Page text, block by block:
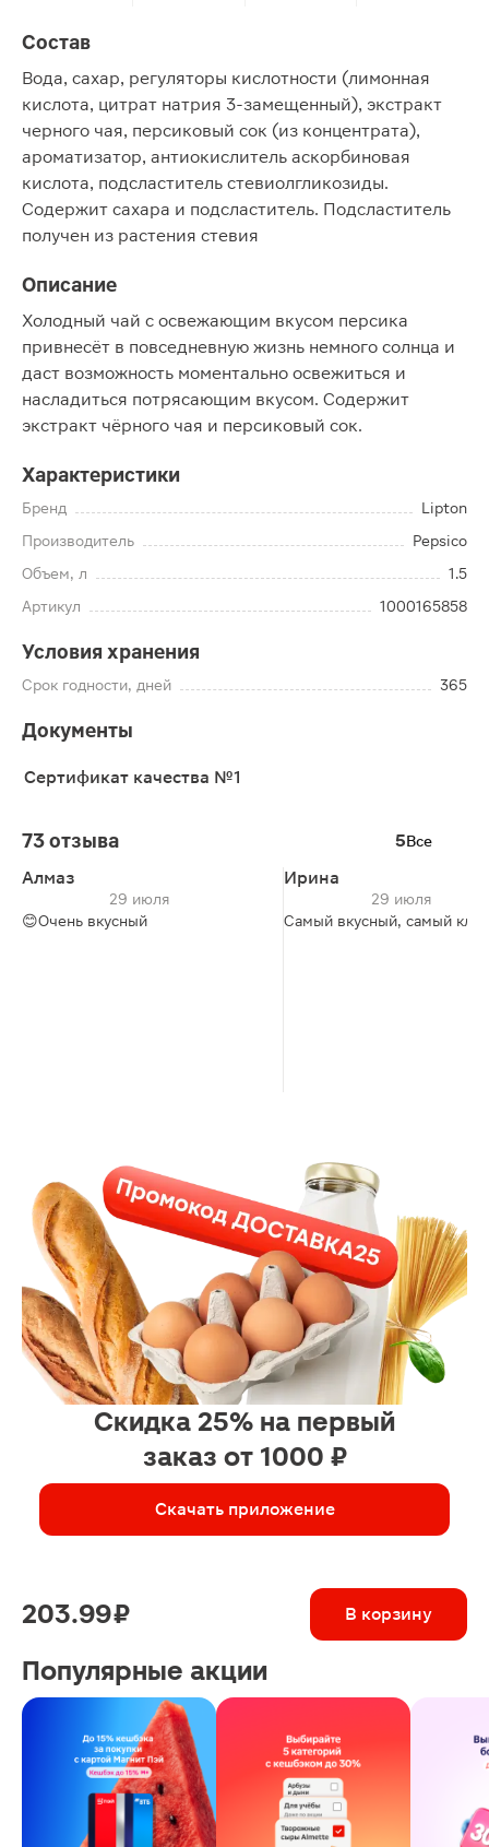
Состав
Вода, сахар, регуляторы кислотности (лимонная
кислота, цитрат натрия 3-замещенный), экстракт
черного чая, персиковый сок (из концентрата),
ароматизатор, антиокислитель аскорбиновая
кислота, подсластитель стевиолгликозиды.
Содержит сахара и подсластитель. Подсластитель
получен из растения стевия
Описание
Холодный чай с освежающим вкусом персика
привнесёт в повседневную жизнь немного солнца и
даст возможность моментально освежиться и
насладиться потрясающим вкусом. Содержит
экстракт чёрного чая и персиковый сок.
Характеристики
Бренд
Lipton
Производитель
Pepsico
Объем, л
1.5
Артикул
1000165858
Условия хранения
Срок годности, дней 365
Документы
Сертификат качества №1
73 отзыва 5Все
Алмаз
29 июля
😊Очень вкусный
Ирина
29 июля
Самый вкусный, самый
Скидка 25% на первый
заказ от 1000 ₽
Скачать приложение
203.99 ₽ В корзину
Популярные акции